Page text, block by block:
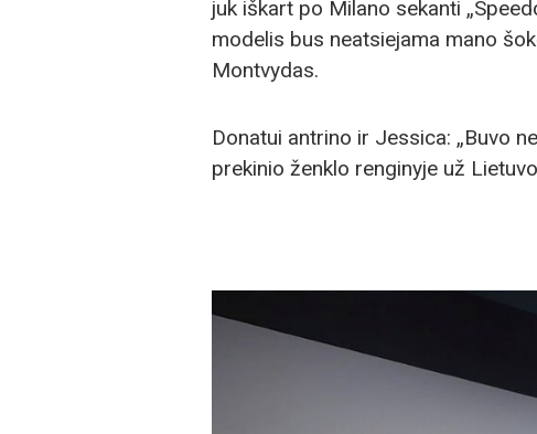
juk iškart po Milano sekanti
modelis bus neatsiejama mano
Montvydas.
Donatui antrino ir Jessica: „Buvo
prekinio ženklo renginyje už